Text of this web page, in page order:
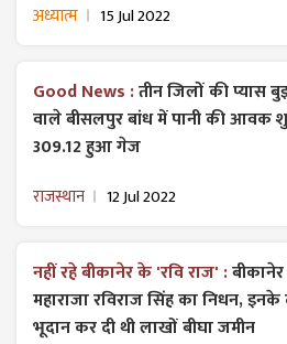
अध्यात्म 15 Jul 2022
Good News :तीन जिलों की प्यास
वाले बीसलपुर बांध में पानी की आवक
309.12 हुआ गेज
राजस्थान 12 Jul 2022
नहीं रहे बीकानेर के 'रवि राज' :
महाराजा रविराज सिंह का निधन, इनके
भूदान कर दी थी लाखों बीघा जमीन